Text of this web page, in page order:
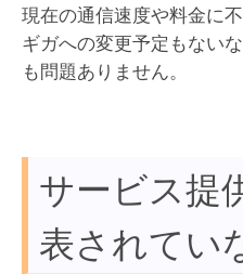
現在の通信速度や料金に
ギガへの変更予定もない
も問題ありません。
サービス提
表されてい